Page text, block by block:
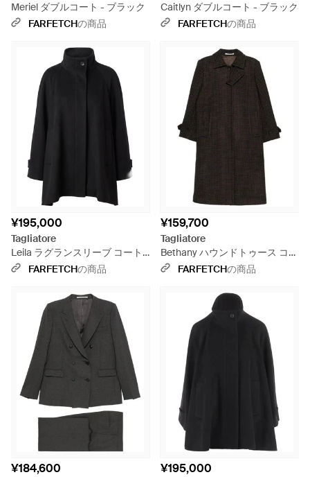
Meriel ダブルコート - ブラック
FARFETCHの商品
Caitlyn ダブルコート - ブラック
FARFETCHの商品
¥195,000
Tagliatore
Leila ラグランスリーブ コート -
ブラックFARFETCHの商品
¥159,700
Tagliatore
Bethany ハウンドトゥース コー
ト - ブラック
FARFETCHの商品
¥184,600 ¥195,000